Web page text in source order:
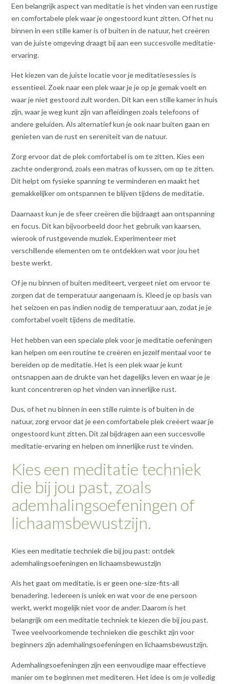
Een belangrijk aspect van meditatie is het vinden van een rustige
en comfortabele plek waar je ongestoord kunt zitten. Of het nu
binnen in een stille kamer is of buiten in de natuur, het creëren
van de juiste omgeving draagt bij aan een succesvolle meditatie-
ervaring.
Het kiezen van de juiste locatie voor je meditatiesessies is
essentieel. Zoek naar een plek waar je je op je gemak voelt en
waar je niet gestoord zult worden. Dit kan een stille kamer in huis
zijn, waar je weg kunt zijn van afleidingen zoals telefoons of
andere geluiden. Als alternatief kun je ook naar buiten gaan en
genieten van de rust en sereniteit van de natuur.
Zorg ervoor dat de plek comfortabel is om te zitten. Kies een
zachte ondergrond, zoals een matras of kussen, om op te zitten.
Dit helpt om fysieke spanning te verminderen en maakt het
gemakkelijker om ontspannen te blijven tijdens de meditatie.
Daarnaast kun je de sfeer creëren die bijdraagt aan ontspanning
en focus. Dit kan bijvoorbeeld door het gebruik van kaarsen,
wierook of rustgevende muziek. Experimenteer met
verschillende elementen om te ontdekken wat voor jou het
beste werkt.
Of je nu binnen of buiten mediteert, vergeet niet om ervoor te
zorgen dat de temperatuur aangenaam is. Kleed je op basis van
het seizoen en pas indien nodig de temperatuur aan, zodat je je
comfortabel voelt tijdens de meditatie.
Het hebben van een speciale plek voor je meditatie oefeningen
kan helpen om een routine te creëren en jezelf mentaal voor te
bereiden op de meditatie. Het is een plek waar je kunt
ontsnappen aan de drukte van het dagelijks leven en waar je je
kunt concentreren op het vinden van innerlijke rust.
Dus, of het nu binnen in een stille ruimte is of buiten in de
natuur, zorg ervoor dat je een comfortabele plek creëert waar je
ongestoord kunt zitten. Dit zal bijdragen aan een succesvolle
meditatie-ervaring en helpen om innerlijke rust te vinden.
Kies een meditatie techniek
die bij jou past, zoals
ademhalingsoefeningen of
lichaamsbewustzijn.
Kies een meditatie techniek die bij jou past: ontdek
ademhalingsoefeningen en lichaamsbewustzijn
Als het gaat om meditatie, is er geen one-size-fits-all
benadering. Iedereen is uniek en wat voor de ene persoon
werkt, werkt mogelijk niet voor de ander. Daarom is het
belangrijk om een meditatie techniek te kiezen die bij jou past.
Twee veelvoorkomende technieken die geschikt zijn voor
beginners zijn ademhalingsoefeningen en lichaamsbewustzijn.
Ademhalingsoefeningen zijn een eenvoudige maar effectieve
manier om te beginnen met mediteren. Het idee is om je volledig